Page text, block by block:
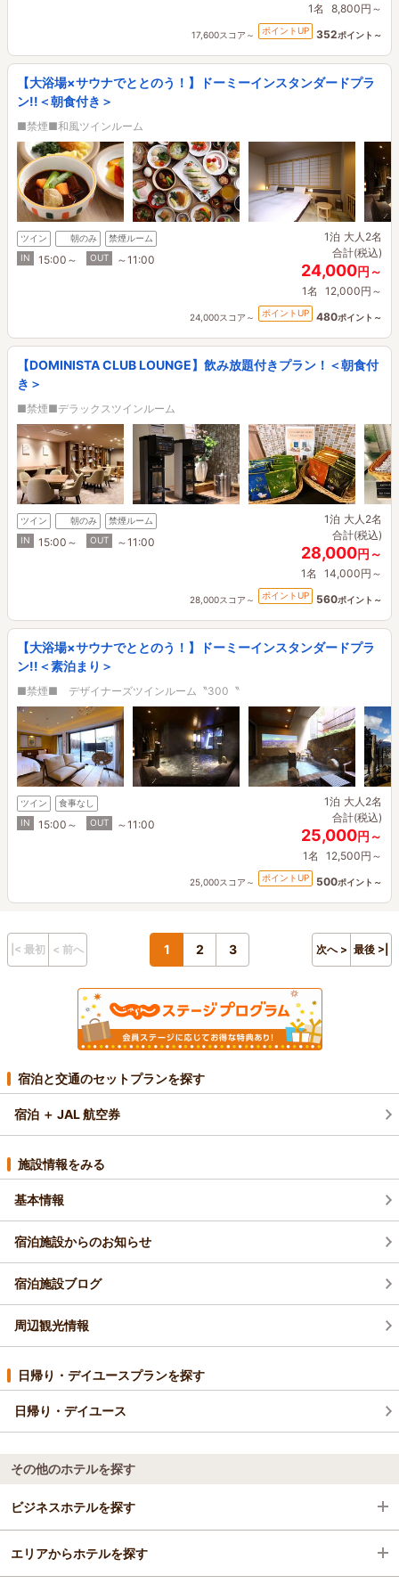
1名 8,800円～
17,600スコア～ ポイントUP 352ポイント～
【大浴場×サウナでととのう！】ドーミーインスタンダードプラ
ン!!＜朝食付き＞
■禁煙■和風ツインルーム
ツイン 朝のみ
禁煙ルーム
IN
15:00～ OUT ～11:00
1泊 大人2名
合計(税込)
24,000円～
1名 12,000円～
24,000スコア～ ポイントUP 480ポイント～
【DOMINISTA CLUB LOUNGE】飲み放題付きプラン！＜朝食付
き＞
■禁煙■デラックスツインルーム
ツイン 朝のみ
禁煙ルーム
IN
15:00～ OUT ～11:00
1泊 大人2名
合計(税込)
28,000円～
1名 14,000円～
28,000スコア～ ポイントUP 560ポイント～
【大浴場×サウナでととのう！】ドーミーインスタンダードプラ
ン!!＜素泊まり＞
■禁煙■ デザイナーズツインルーム〝300〝
ツイン
食事なし
IN
15:00～ OUT ～11:00
1泊 大人2名
合計(税込)
25,000円～
1名 12,500円～
25,000スコア～ ポイントUP 500ポイント～
|< 最初 < 前へ 1 2 3 次へ > 最後 >|
宿泊と交通のセットプランを探す
宿泊 ＋ JAL 航空券
施設情報をみる
基本情報
宿泊施設からのお知らせ
宿泊施設ブログ
周辺観光情報
日帰り・デイユースプランを探す
日帰り・デイユース
その他のホテルを探す
ビジネスホテルを探す
静岡県
エリアからホテルを探す